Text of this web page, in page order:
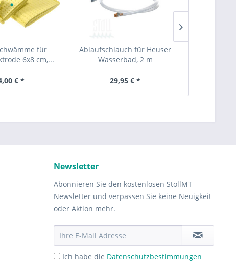
für
6x8 cm,...
€ *
Ablaufschlauch für Heuser
Wasserbad, 2 m
29,95 € *
Newsletter
Abonnieren Sie den kostenlosen StollMT
Newsletter und verpassen Sie keine Neuigkeit
oder Aktion mehr.
Ich habe die Datenschutzbestimmungen